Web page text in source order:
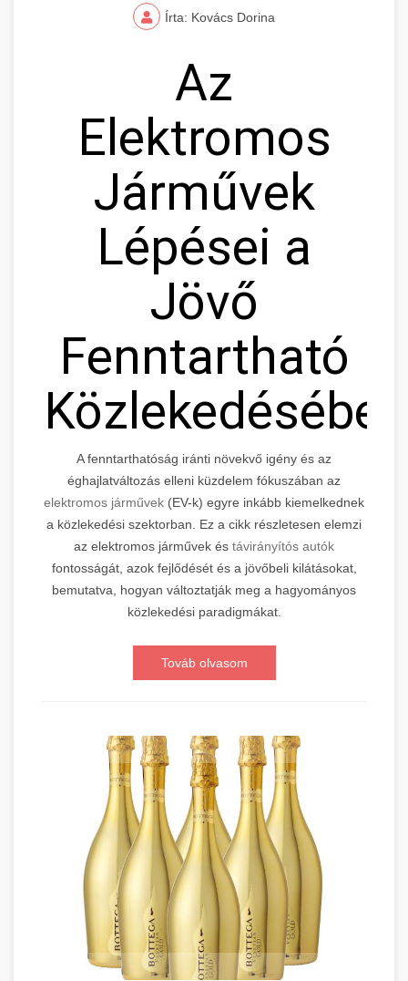
Írta: Kovács Dorina
Az
Elektromos
Járművek
Lépései a
Jövő
Fenntartható
Közlekedésében
A fenntarthatóság iránti növekvő igény és az
éghajlatváltozás elleni küzdelem fókuszában az
elektromos járművek (EV-k) egyre inkább kiemelkednek
a közlekedési szektorban. Ez a cikk részletesen elemzi
az elektromos járművek és távirányítós autók
fontosságát, azok fejlődését és a jövőbeli kilátásokat,
bemutatva, hogyan változtatják meg a hagyományos
közlekedési paradigmákat.
Továb olvasom